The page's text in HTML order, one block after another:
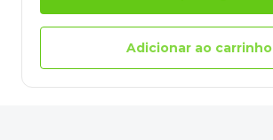
Adicionar ao carrinho